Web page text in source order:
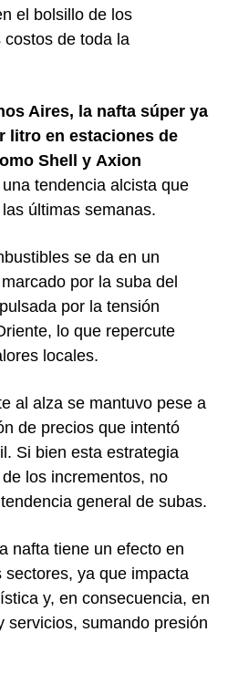
el bolsillo de los
de toda la
Aires, la nafta súper ya
litro en estaciones de
Shell y Axion
tendencia alcista que
últimas semanas.
se da en un
por la suba del
por la tensión
lo que repercute
locales.
al alza se mantuvo pese a
de precios que intentó
Si bien esta estrategia
los incrementos, no
general de subas.
nafta tiene un efecto en
ya que impacta
y, en consecuencia, en
servicios, sumando presión